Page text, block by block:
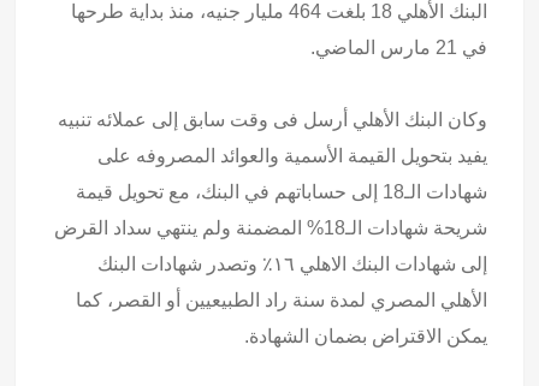
البنك الأهلي 18 بلغت 464 مليار جنيه، منذ بداية طرحها
في 21 مارس الماضي.
وكان البنك الأهلي أرسل فى وقت سابق إلى عملائه تنبيه
يفيد بتحويل القيمة الأسمية والعوائد المصروفه على
شهادات الـ18 إلى حساباتهم في البنك، مع تحويل قيمة
شريحة شهادات الـ18% المضمنة ولم ينتهي سداد القرض
إلى شهادات البنك الاهلي ١٦٪ وتصدر شهادات البنك
الأهلي المصري لمدة سنة راد الطبيعيين أو القصر، كما
يمكن الاقتراض بضمان الشهادة.